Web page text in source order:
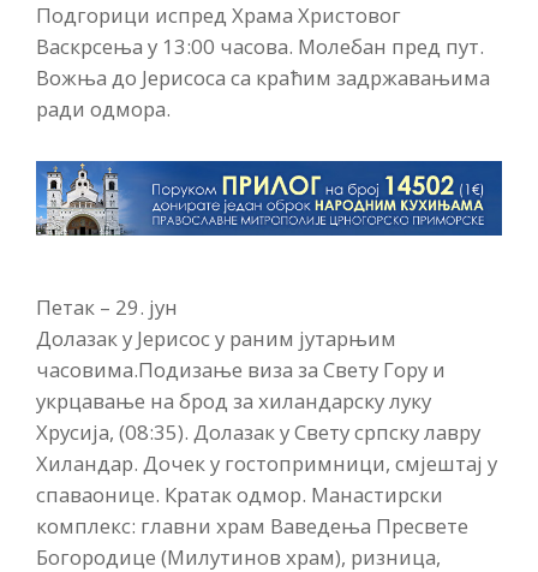
Подгорици испред Храма Христовог
Васкрсења у 13:00 часова. Молебан пред пут.
Вожња до Јерисоса са краћим задржавањима
ради одмора.
Петак – 29. јун
Долазак у Јерисос у раним јутарњим
часовима.Подизање виза за Свету Гору и
укрцавање на брод за хиландарску луку
Хрусија, (08:35). Долазак у Свету српску лавру
Хиландар. Дочек у гостопримници, смјештај у
спаваонице. Кратак одмор. Манастирски
комплекс: главни храм Ваведења Пресвете
Богородице (Милутинов храм), ризница,